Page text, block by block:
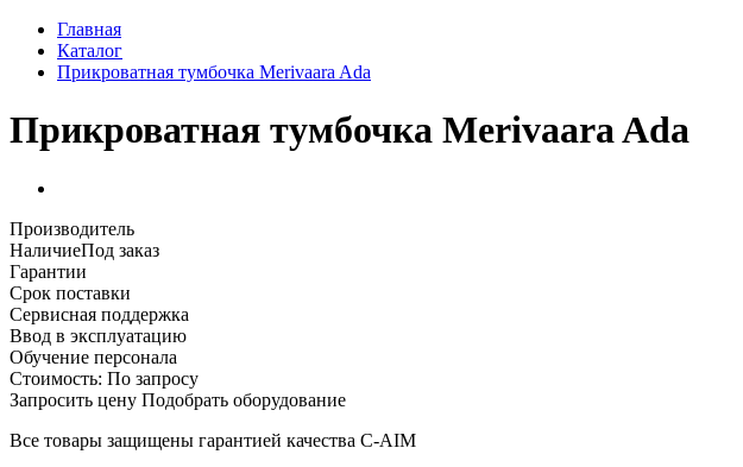
Главная
Каталог
Прикроватная тумбочка Merivaara Ada
Прикроватная тумбочка Merivaara Ada
Производитель
НаличиеПод заказ
Гарантии
Срок поставки
Сервисная поддержка
Ввод в эксплуатацию
Обучение персонала
Стоимость: По запросу
Запросить цену Подобрать оборудование
Все товары защищены гарантией качества С-AIM